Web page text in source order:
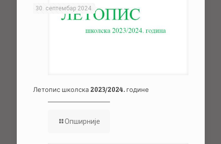
30. септембар 2024.
Летопис школска 2023/2024. године
Опширније